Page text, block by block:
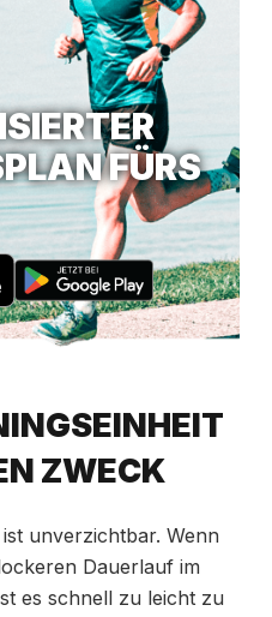
FÜRS
ZWECK
unverzichtbar. Wenn
Dauerlauf im
es schnell zu leicht zu